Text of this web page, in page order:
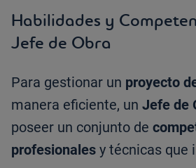
Habilidades y
Jefe de Obra
Para gestionar un proyecto
manera eficiente, un Jefe de
poseer un conjunto de
profesionales y técnicas que